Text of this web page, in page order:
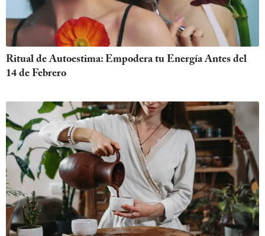
Ritual de Autoestima: Empodera tu Energía Antes del
14 de Febrero